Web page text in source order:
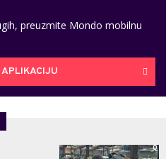
preuzmite Mondo mobilnu
APLIKACIJU
0